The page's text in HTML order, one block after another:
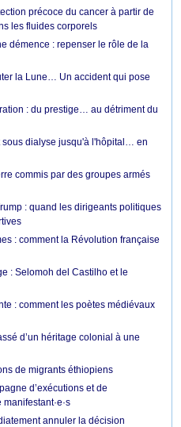
précoce du cancer à partir de
les fluides corporels
démence : repenser le rôle de la
la Lune… Un accident qui pose
: du prestige… au détriment du
sous dialyse jusqu'à l'hôpital… en
commis par des groupes armés
: quand les dirigeants politiques
: comment la Révolution française
: Selomoh del Castilho et le
: comment les poètes médiévaux
d’un héritage colonial à une
de migrants éthiopiens
d’exécutions et de
annuler la décision